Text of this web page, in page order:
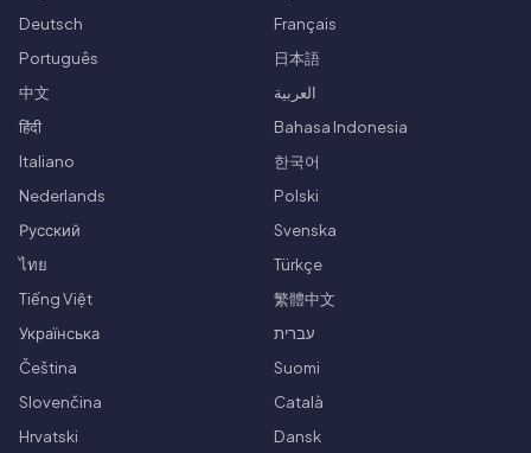
Deutsch
Français
Português
日本語
中文
العربية
हिंदी
Bahasa Indonesia
Italiano
한국어
Nederlands
Polski
Русский
Svenska
ไทย
Türkçe
Tiếng Việt
繁體中文
Українська
עברית
Čeština
Suomi
Slovenčina
Català
Hrvatski
Dansk